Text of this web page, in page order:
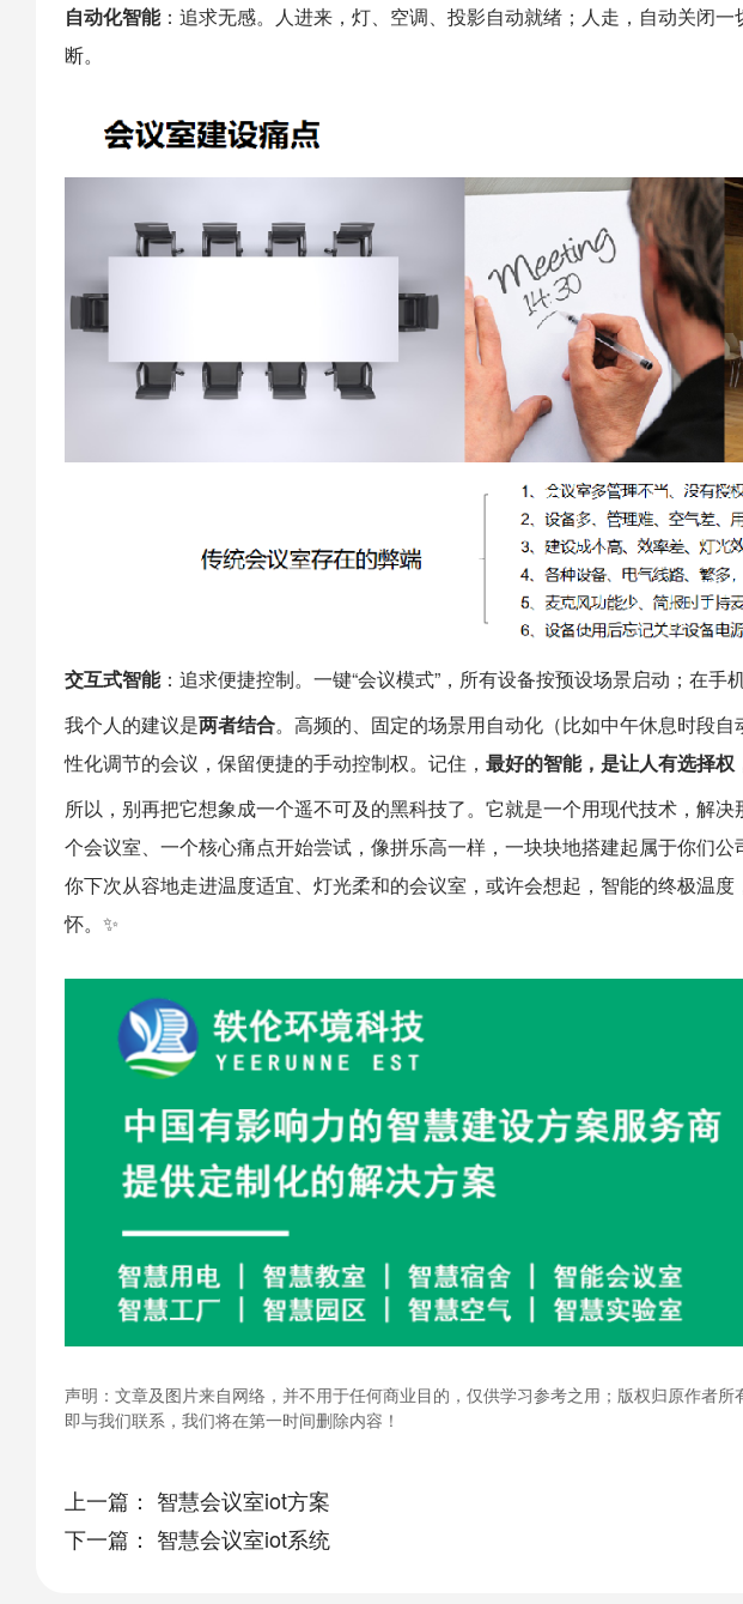
自动化智能：追求无感。人进来，灯、空调、投影自动就绪；人走，自动关闭
断。
交互式智能：追求便捷控制。一键“会议模式”，所有设备按预设场景启动；在手
我个人的建议是两者结合。高频的、固定的场景用自动化（比如中午休息时段
性化调节的会议，保留便捷的手动控制权。记住， 最好的智能，是让人有选择权
所以，别再把它想象成一个遥不可及的黑科技了。它就是一个用现代技术，解决
个会议室、一个核心痛点开始尝试，像拼乐高一样，一块块地搭建起属于你们
你下次从容地走进温度适宜、灯光柔和的会议室，或许会想起，智能的终极温
怀。✨
声明：文章及图片来自网络，并不用于任何商业目的，仅供学习参考之用；版权归原作者
即与我们联系，我们将在第一时间删除内容！
上一篇： 智慧会议室iot方案
下一篇： 智慧会议室iot系统